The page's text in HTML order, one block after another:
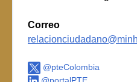
Correo
@pteColombia